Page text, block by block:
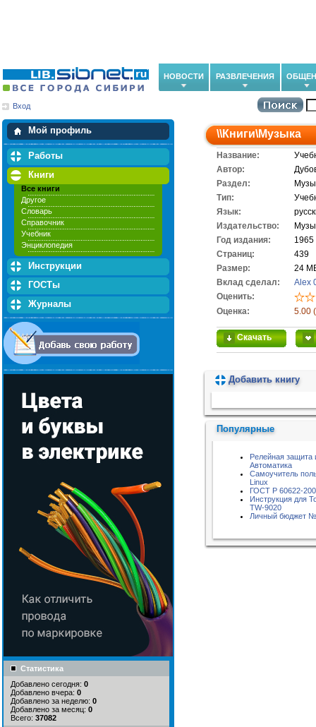
НОВОСТИ РАЗВЛЕЧЕНИЯ
Вход
Мой профиль
Мои закладки
Работы
Книги
Все книги
Другое
Словарь
Справочник
Учебник
Энциклопедия
Инструкции
ГОСТы
Журналы
Статистика
Добавлено сегодня: 0
Добавлено вчера: 0
Добавлено за неделю: 0
Добавлено за месяц: 0
Всего: 37082
\\Книги\Музыка
Название:
Автор:
Раздел:
Тип:
Язык:
Издательство:
Год издания:
1965
Cтраниц:
439
Размер:
24
Вклад сделал:
Alex
Оценить:
Оценка:
5.00
Скачать
Добавить книгу
Популярные
Релейная защита
Автоматика
Самоучитель
Linux
ГОСТ Р 60622-
Инструкция для
TW-9020
Личный бюджет